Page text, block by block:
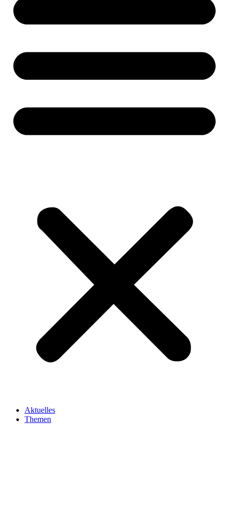
Aktuelles
Themen